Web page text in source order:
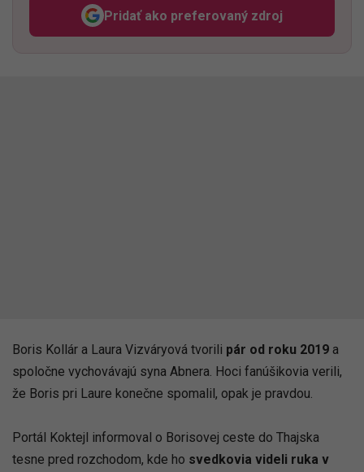
Pridať ako preferovaný zdroj
Odzadu, odkaz sa otvorí v
Boris Kollár a Laura Vizváryová tvorili pár od roku 2019 a
spoločne vychovávajú syna Abnera. Hoci fanúšikovia verili,
že Boris pri Laure konečne spomalil, opak je pravdou.
Portál Koktejl informoval o Borisovej ceste do Thajska
tesne pred rozchodom, kde ho svedkovia videli ruka v